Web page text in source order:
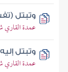
وتبتل
عمدة
وتبتل
عمدة